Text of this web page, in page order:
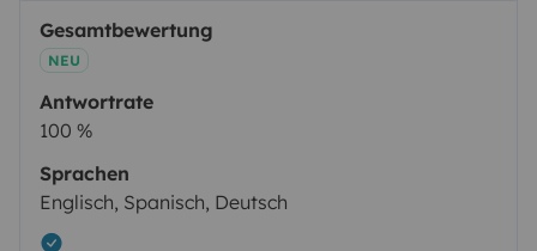
Gesamtbewertung
NEU
Antwortrate
100 %
Sprachen
Englisch, Spanisch, Deutsch